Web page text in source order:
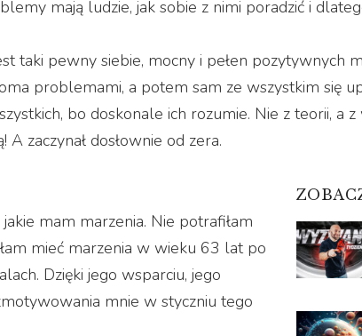
mają ludzie, jak sobie z nimi poradzić i
taki pewny siebie, mocny i pełen pozytywnych
problemami, a potem sam ze wszystkim się
bo doskonale ich rozumie. Nie z teorii, a z
A zaczynał dosłownie od zera.
mam marzenia. Nie potrafiłam
mieć marzenia w wieku 63 lat po
Dzięki jego wsparciu, jego
mnie w styczniu tego